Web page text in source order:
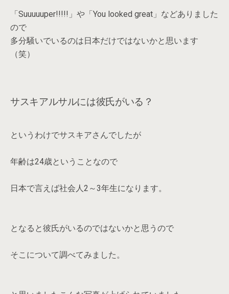
「Suuuuuper!!!!!」や「You looked great」などありました
ので
多分騒いでいるのは日本だけではないかと思います
（笑）
サスキアルサルには彼氏がいる？
というわけでサスキアさんでしたが
年齢は24歳ということなので
日本で言えば社会人2～3年生になります。
となると彼氏がいるのではないかと思うので
そこについて調べてみました。